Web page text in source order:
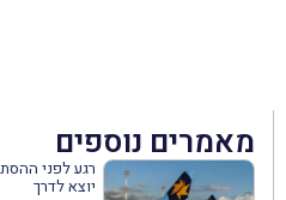
מאמרים נוספים
רגע לפני
יוצא לדרך